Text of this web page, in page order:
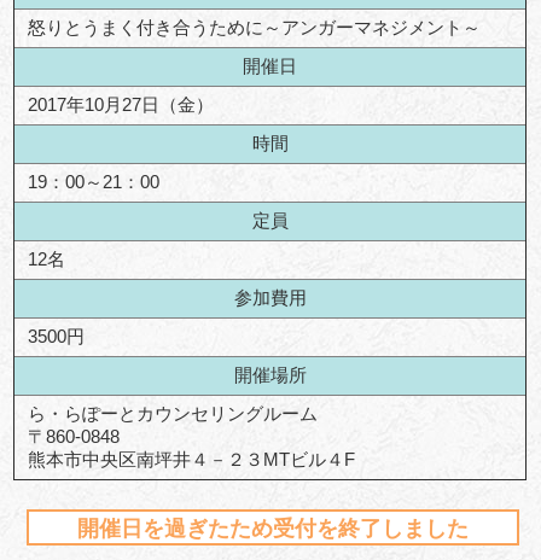
怒りとうまく付き合うために～アンガーマネジメント～
開催日
2017年10月27日（金）
時間
19：00～21：00
定員
12名
参加費用
3500円
開催場所
ら・らぽーとカウンセリングルーム
〒 860-0848
熊本市中央区南坪井４－２３MTビル４F
開催日を過ぎたため受付を終了しました